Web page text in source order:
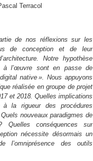
Terracol
de nos réflexions sur les
de conception et de leur
Notre hypothèse
à l’œuvre sont en passe de
native ». Nous appuyons
réalisée en groupe de projet
et 2018. Quelles implications
à la rigueur des procédures
nouveaux paradigmes de
Quelles conséquences sur
nécessite désormais un
l’omniprésence des outils